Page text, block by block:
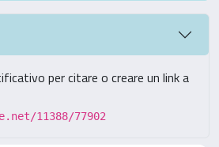
per citare o creare un link a
11388/77902